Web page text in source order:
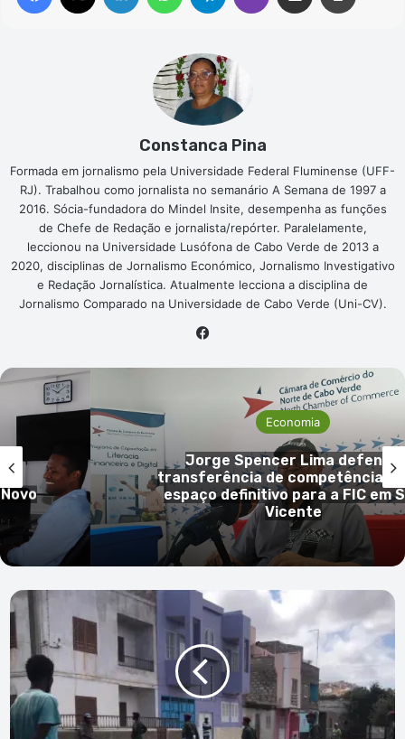
Constanca Pina
Formada em jornalismo pela Universidade Federal Fluminense (UFF-
RJ). Trabalhou como jornalista no semanário A Semana de 1997 a
2016. Sócia-fundadora do Mindel Insite, desempenha as funções
de Chefe de Redação e jornalista/repórter. Paralelamente,
leccionou na Universidade Lusófona de Cabo Verde de 2013 a
2020, disciplinas de Jornalismo Económico, Jornalismo Investigativo
e Redação Jornalística. Atualmente lecciona a disciplina de
Jornalismo Comparado na Universidade de Cabo Verde (Uni-CV).
Economia
Jorge Spencer Lima defende
transferência de competências e
espaço definitivo para a FIC em
Vicente
254
militares
nas
ruas
de
S.
Vicente
a